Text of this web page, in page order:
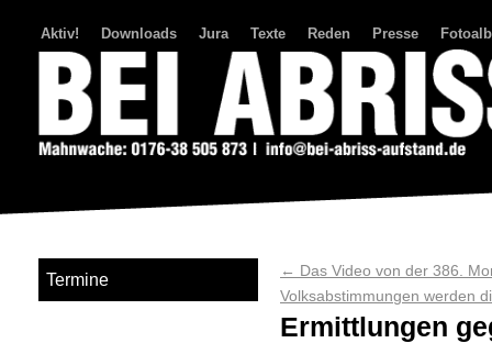
Aktiv! Downloads Jura Texte Reden Presse
← Das Video von der 386.
Volksabstimmungen werden
Ermittlungen
Termine